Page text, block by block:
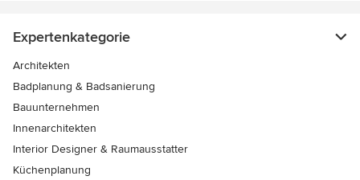
Expertenkategorie
Architekten
Badplanung & Badsanierung
Bauunternehmen
Innenarchitekten
Interior Designer & Raumausstatter
Küchenplanung